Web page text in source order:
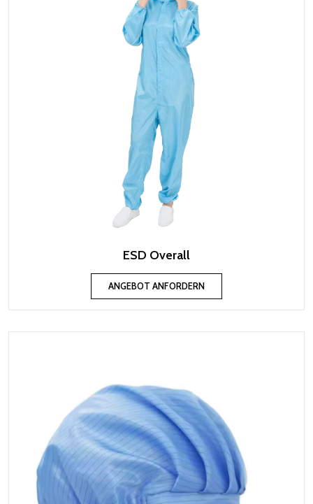
ESD Overall
ANGEBOT ANFORDERN